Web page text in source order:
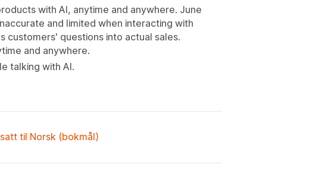
with AI, anytime and anywhere. June
and limited when interacting with
customers' questions into actual sales.
and anywhere.
talking with AI.
til Norsk (bokmål)